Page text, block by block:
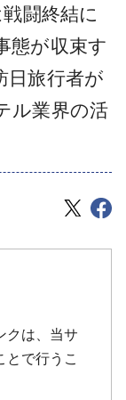
闘終結に
態が収束す
日旅行者が
ル業界の活
クは、当サ
とで行うこ